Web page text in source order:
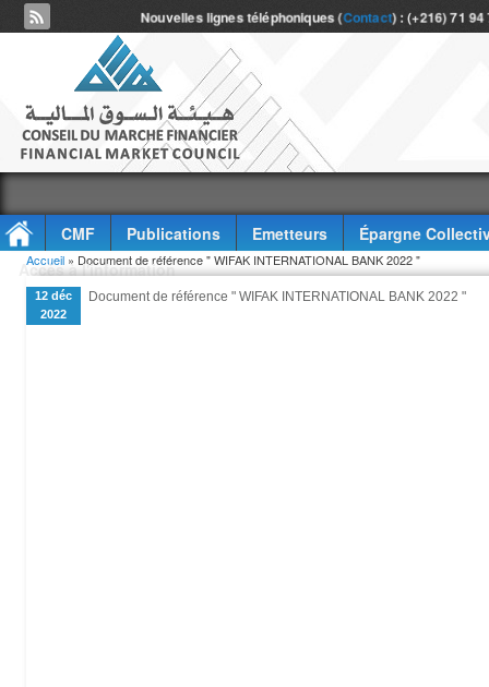
Nouvelles lignes téléphoniques (Contact) : (+216) 71
CMF Publications Emetteurs
Épargne
Accès à l'information
Vous êtes ici
Accueil » Document de référence " WIFAK INTERNATIONAL BANK 2022 "
12 déc
2022
Document de référence " WIFAK INTERNATIONAL BANK 2022 "